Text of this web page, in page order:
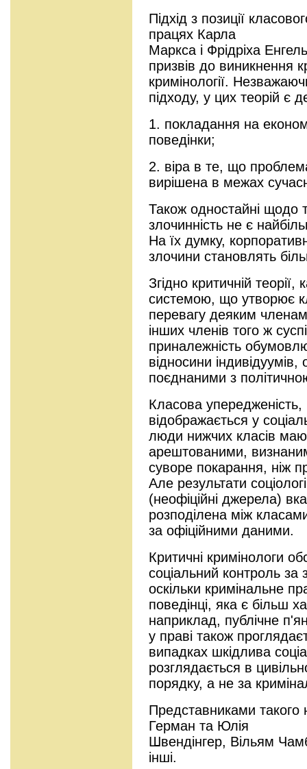
Підхід з позиції
працях Карла
Маркса і Фрідріха
призвів до виникнення
кримінології.
підходу, у цих теорій є
1. покладання на
поведінки;
2. віра в те, що
вирішена в межах
Також одностайні щодо
злочинність не є
На їх думку,
злочини становлять
Згідно критичній
системою, що утворює
перевагу деяким
інших членів того ж
приналежність
відносини індивідуумів,
поєднаними з
Класова упередженість,
відображається у
люди нижчих класів
арештованими,
суворе покарання, ніж
Але результати
(неофіційні джерела)
розподілена між
за офіційними даними.
Критичні кримінологи
соціальний контроль
оскільки кримінальне
поведінці, яка є більш
наприклад, публічне
у праві також
випадках шкідлива
розглядається в
порядку, а не за
Представниками такого
Герман та Юлія
Швендінгер, Вільям
інші.